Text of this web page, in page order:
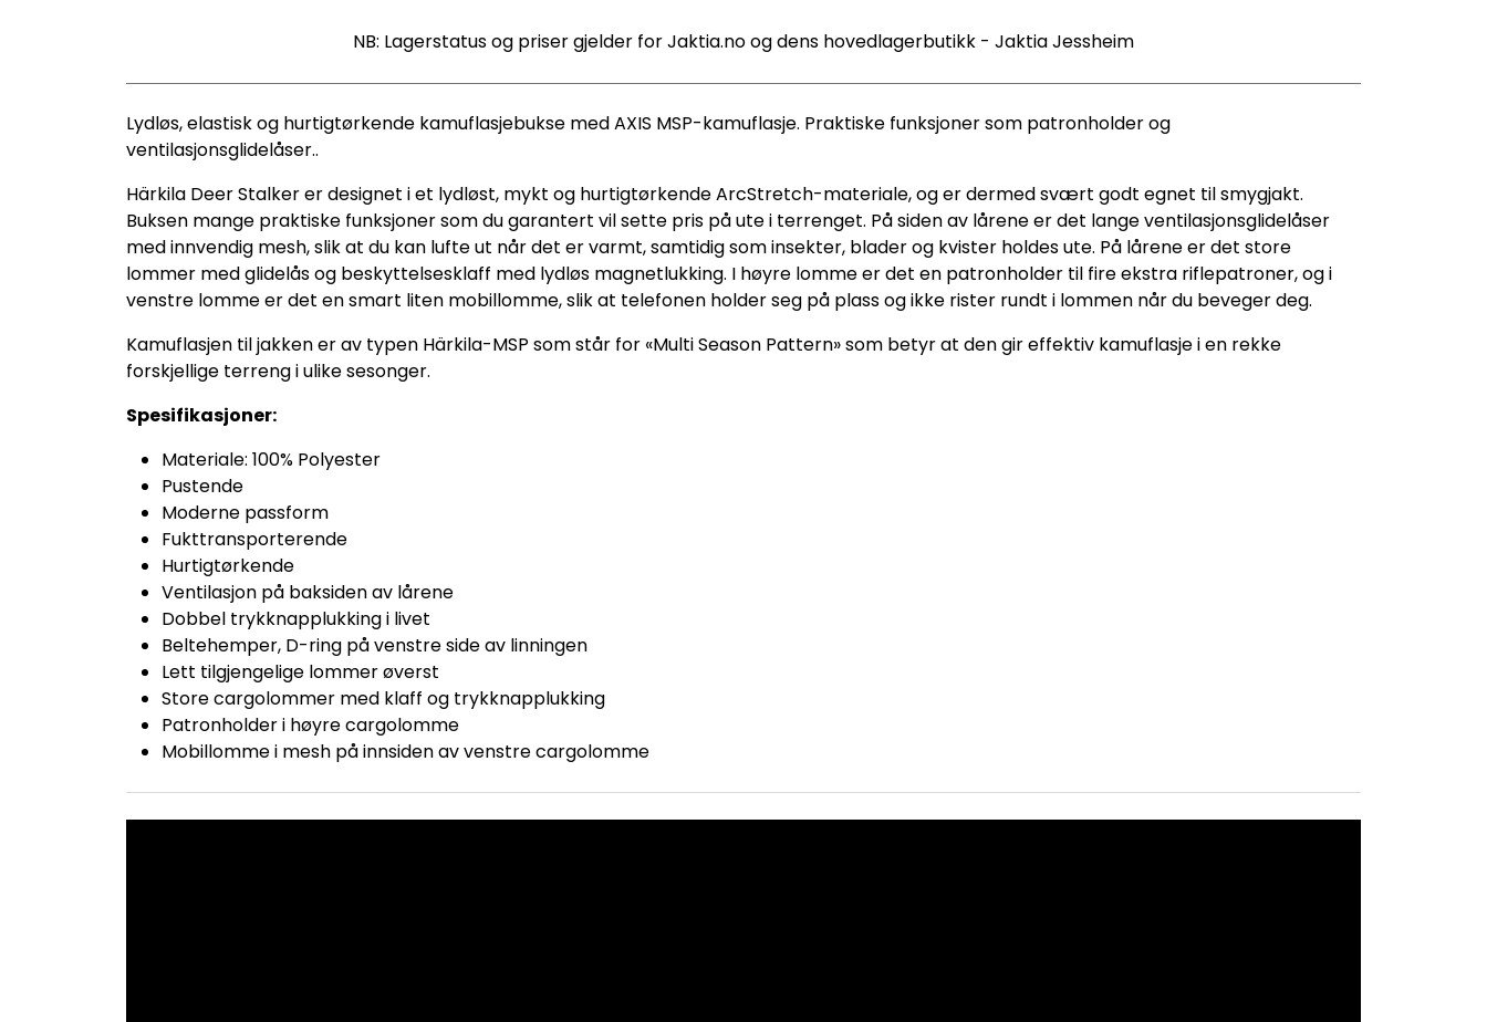
NB: Lagerstatus og priser gjelder for Jaktia.no og dens hovedlagerbutikk - Jaktia Jessheim
Lydløs, elastisk og hurtigtørkende kamuflasjebukse med AXIS MSP-kamuflasje. Praktiske funksjoner som patronholder og
ventilasjonsglidelåser..
Härkila Deer Stalker er designet i et lydløst, mykt og hurtigtørkende ArcStretch-materiale, og er dermed svært godt egnet til smygjakt.
Buksen mange praktiske funksjoner som du garantert vil sette pris på ute i terrenget. På siden av lårene er det lange ventilasjonsglidelåser
med innvendig mesh, slik at du kan lufte ut når det er varmt, samtidig som insekter, blader og kvister holdes ute. På lårene er det store
lommer med glidelås og beskyttelsesklaff med lydløs magnetlukking. I høyre lomme er det en patronholder til fire ekstra riflepatroner, og i
venstre lomme er det en smart liten mobillomme, slik at telefonen holder seg på plass og ikke rister rundt i lommen når du beveger deg.
Kamuflasjen til jakken er av typen Härkila-MSP som står for «Multi Season Pattern» som betyr at den gir effektiv kamuflasje i en rekke
forskjellige terreng i ulike sesonger.
Spesifikasjoner:
Materiale: 100% Polyester
Pustende
Moderne passform
Fukttransporterende
Hurtigtørkende
Ventilasjon på baksiden av lårene
Dobbel trykknapplukking i livet
Beltehemper, D-ring på venstre side av linningen
Lett tilgjengelige lommer øverst
Store cargolommer med klaff og trykknapplukking
Patronholder i høyre cargolomme
Mobillomme i mesh på innsiden av venstre cargolomme